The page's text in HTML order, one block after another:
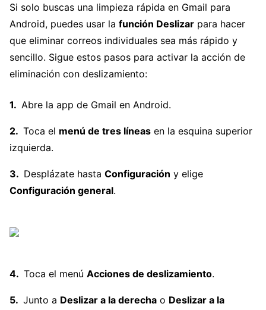
Si solo buscas una limpieza rápida en Gmail para
Android, puedes usar la función Deslizar para hacer
que eliminar correos individuales sea más rápido y
sencillo. Sigue estos pasos para activar la acción de
eliminación con deslizamiento:
Abre la app de Gmail en Android.
Toca el menú de tres líneas en la esquina superior
izquierda.
Desplázate hasta Configuración y elige
Configuración general.
Toca el menú Acciones de deslizamiento.
Junto a Deslizar a la derecha o Deslizar a la